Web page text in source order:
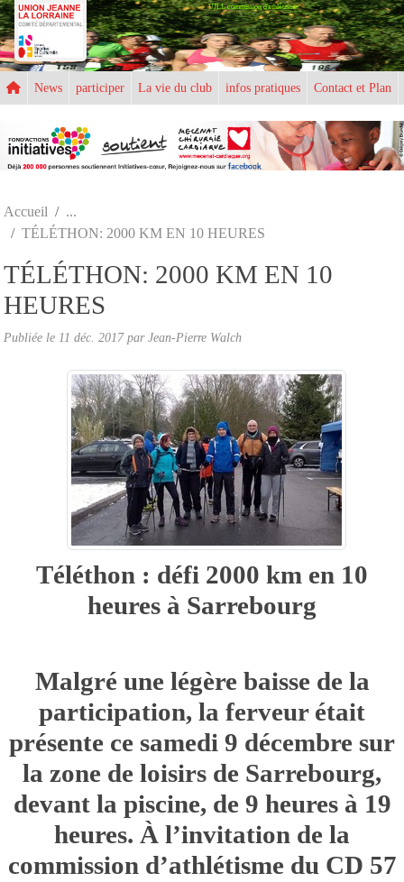
UJLL commission d'athlétisme
News participer La vie du club infos pratiques Contact et Plan
Accueil
TÉLÉTHON: 2000 KM EN 10 HEURES
TÉLÉTHON: 2000 KM EN 10
HEURES
Publiée le 11 déc. 2017parJean-Pierre Walch
Téléthon : défi 2000 km en 10
heures à Sarrebourg
Malgré une légère baisse de la
participation, la ferveur était
présente ce samedi 9 décembre sur
la zone de loisirs de Sarrebourg,
devant la piscine, de 9 heures à 19
heures. À l’invitation de la
commission d’athlétisme du CD 57
Panneau de gestion des cookies